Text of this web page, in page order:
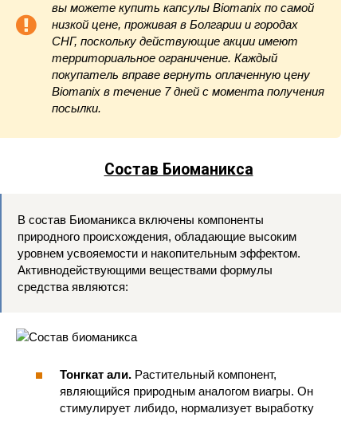
вы можете купить капсулы Biomanix по самой
низкой цене, проживая в Болгарии и городах
СНГ, поскольку действующие акции имеют
территориальное ограничение. Каждый
покупатель вправе вернуть оплаченную цену
Biomanix в течение 7 дней с момента получения
посылки.
Состав Биоманикса
В состав Биоманикса включены компоненты
природного происхождения, обладающие высоким
уровнем усвояемости и накопительным эффектом.
Активнодействующими веществами формулы
средства являются:
Тонгкат али. Растительный компонент,
являющийся природным аналогом виагры. Он
стимулирует либидо, нормализует выработку